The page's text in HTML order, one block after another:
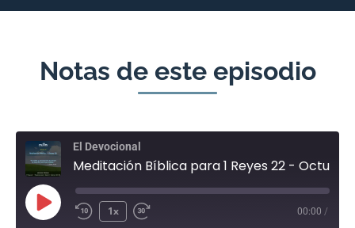
Notas de este episodio
El Devocional
1x 00:00 /